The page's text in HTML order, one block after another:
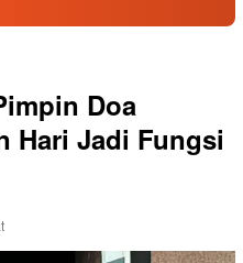
Doa
Hari Jadi Fungsi